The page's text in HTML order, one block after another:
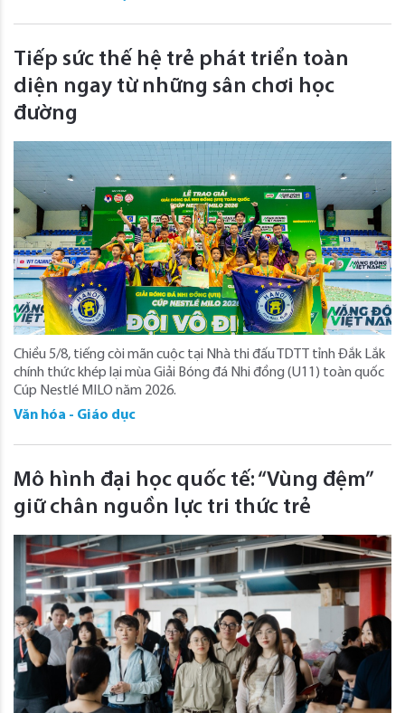
Tiếp sức thế hệ trẻ phát triển toàn
diện ngay từ những sân chơi học
đường
Chiều 5/8, tiếng còi mãn cuộc tại Nhà thi đấu TDTT tỉnh Đắk Lắk
chính thức khép lại mùa Giải Bóng đá Nhi đồng (U11) toàn quốc
Cúp Nestlé MILO năm 2026.
Văn hóa - Giáo dục
Mô hình đại học quốc tế: “Vùng đệm”
giữ chân nguồn lực tri thức trẻ